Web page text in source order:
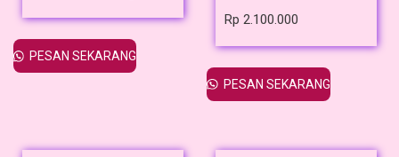
PESAN SEKARANG
Rp 2.100.000
PESAN SEKARANG